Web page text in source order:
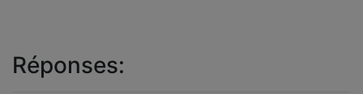
Réponses: